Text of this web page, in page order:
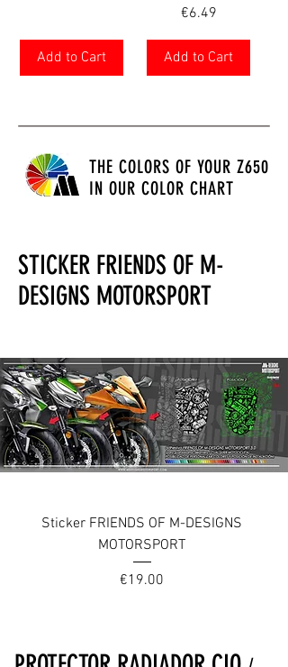
Add to Cart
Price
€6.49
Add to Cart
THE COLORS OF YOUR Z650
IN OUR COLOR CHART
STICKER FRIENDS OF M-
DESIGNS MOTORSPORT
Sticker FRIENDS OF M-DESIGNS
MOTORSPORT
Price
€19.00